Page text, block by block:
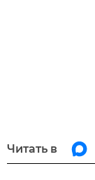
Читать в